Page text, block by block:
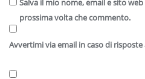
prossima volta che commento.
Avvertimi via email in caso di